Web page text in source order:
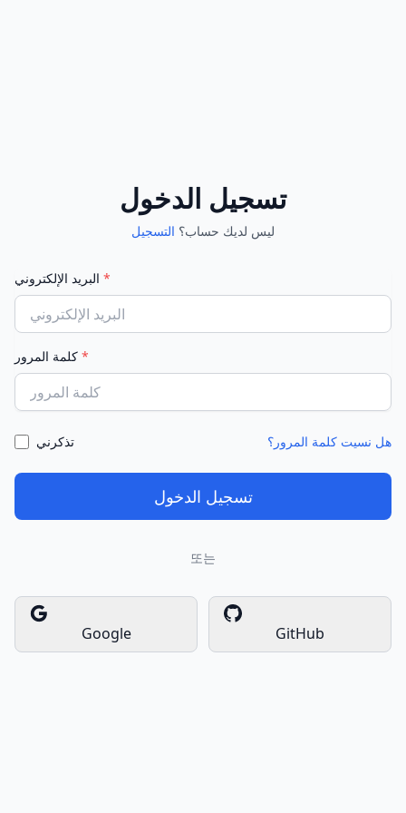
تسجيل الدخول
ليس لديك حساب؟ التسجيل
*
*
تذكرني هل نسيت كلمة المرور؟
تسجيل الدخول
또는
Google GitHub